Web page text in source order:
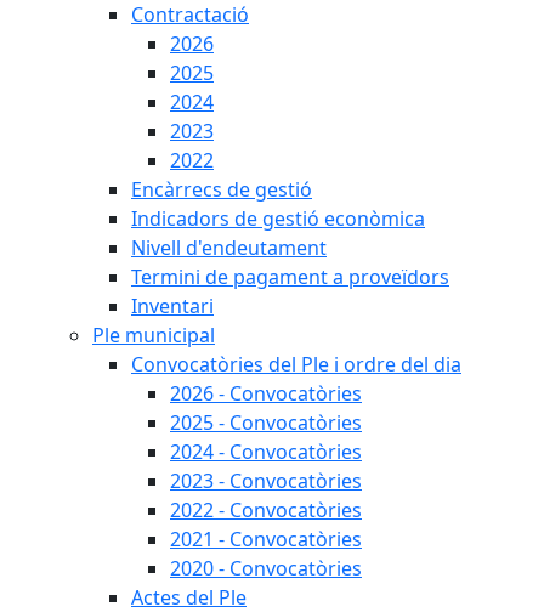
Contractació
2026
2025
2024
2023
2022
Encàrrecs de gestió
Indicadors de gestió econòmica
Nivell d'endeutament
Termini de pagament a proveïdors
Inventari
Ple municipal
Convocatòries del Ple i ordre del dia
2026 - Convocatòries
2025 - Convocatòries
2024 - Convocatòries
2023 - Convocatòries
2022 - Convocatòries
2021 - Convocatòries
2020 - Convocatòries
Actes del Ple